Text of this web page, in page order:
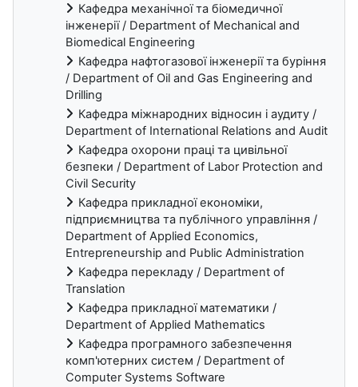
Кафедра механічної та біомедичної
інженерії / Department of Mechanical and
Biomedical Engineering
Кафедра нафтогазової інженерії та буріння
/ Department of Oil and Gas Engineering and
Drilling
Кафедра міжнародних відносин і аудиту /
Department of International Relations and Audit
Кафедра охорони праці та цивільної
безпеки / Department of Labor Protection and
Civil Security
Кафедра прикладної економіки,
підприємництва та публічного управління /
Department of Applied Economics,
Entrepreneurship and Public Administration
Кафедра перекладу / Department of
Translation
Кафедра прикладної математики /
Department of Applied Mathematics
Кафедра програмного забезпечення
комп'ютерних систем / Department of
Computer Systems Software